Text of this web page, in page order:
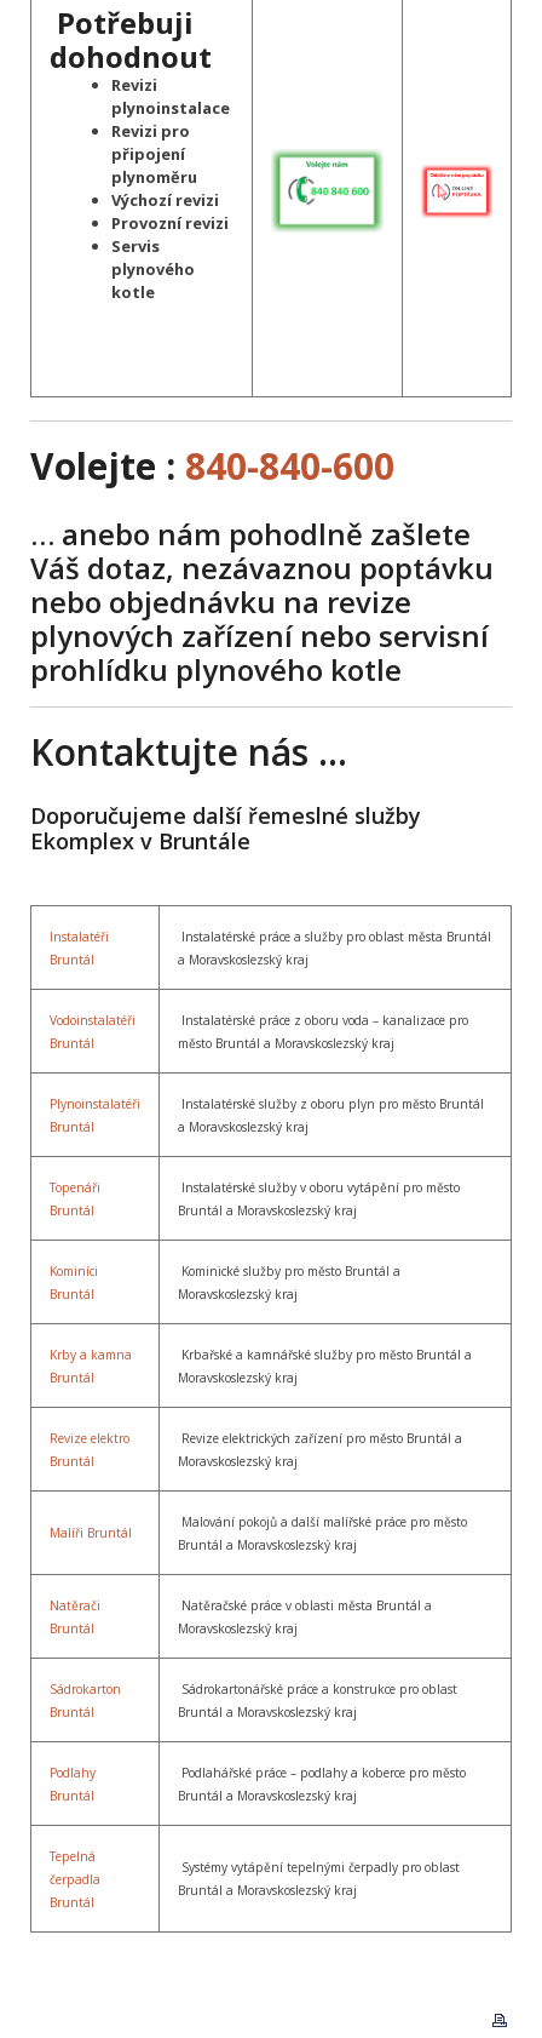
Potřebuji
dohodnout
Revizi
plynoinstalace
Revizi pro
připojení
plynoměru
Výchozí revizi
Provozní revizi
Servis
plynového
kotle
Volejte : 840-840-600
… anebo nám pohodlně zašlete
Váš dotaz, nezávaznou poptávku
nebo objednávku na revize
plynových zařízení nebo servisní
prohlídku plynového kotle
Kontaktujte nás …
Doporučujeme další řemeslné služby
Ekomplex v Bruntále
Instalatéři
Bruntál
Instalatérské práce a služby pro oblast města Bruntál
a Moravskoslezský kraj
Vodoinstalatéři
Bruntál
Instalatérské práce z oboru voda – kanalizace pro
město Bruntál a Moravskoslezský kraj
Plynoinstalatéři
Bruntál
Instalatérské služby z oboru plyn pro město Bruntál
a Moravskoslezský kraj
Topenáři
Bruntál
Instalatérské služby v oboru vytápění pro město
Bruntál a Moravskoslezský kraj
Kominíci
Bruntál
Kominické služby pro město Bruntál a
Moravskoslezský kraj
Krby a kamna
Bruntál
Krbařské a kamnářské služby pro město Bruntál a
Moravskoslezský kraj
Revize elektro
Bruntál
Revize elektrických zařízení pro město Bruntál a
Moravskoslezský kraj
Malíři Bruntál
Malování pokojů a další malířské práce pro město
Bruntál a Moravskoslezský kraj
Natěrači
Bruntál
Natěračské práce v oblasti města Bruntál a
Moravskoslezský kraj
Sádrokarton
Bruntál
Sádrokartonářské práce a konstrukce pro oblast
Bruntál a Moravskoslezský kraj
Podlahy
Bruntál
Podlahářské práce – podlahy a koberce pro město
Bruntál a Moravskoslezský kraj
Tepelná
čerpadla
Bruntál
Systémy vytápění tepelnými čerpadly pro oblast
Bruntál a Moravskoslezský kraj